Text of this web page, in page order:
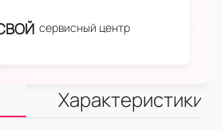
сервисный центр
Характеристики